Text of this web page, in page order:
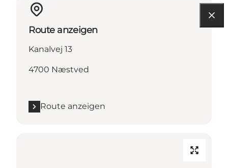
Route anzeigen
Kanalvej 13
4700 Næstved
Route anzeigen